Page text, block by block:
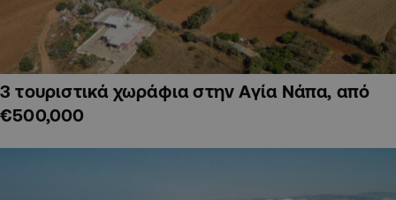
3 τουριστικά χωράφια στην Αγία Νάπα, από
€500,000